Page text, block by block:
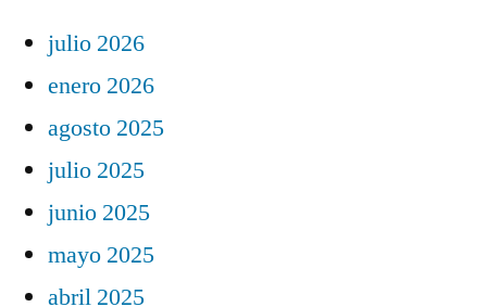
julio 2026
enero 2026
agosto 2025
julio 2025
junio 2025
mayo 2025
abril 2025